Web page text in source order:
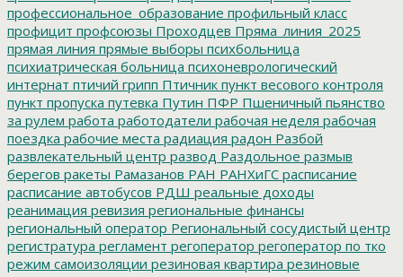
профессиональное_образование профильный класс
профицит профсоюзы Проходцев Пряма_линия_2025
прямая линия прямые выборы психбольница
психиатрическая больница психоневрологический
интернат птичий грипп Птичник пункт весового контроля
пункт пропуска путевка Путин ПФР Пшеничный пьянство
за рулем работа работодатели рабочая неделя рабочая
поездка рабочие места радиация радон Разбой
развлекательный центр развод Раздольное размыв
берегов ракеты Рамазанов РАН РАНХиГС расписание
расписание автобусов РДШ реальные доходы
реанимация ревизия региональные финансы
региональный оператор Региональный сосудистый центр
регистратура регламент регоператор регоператор по тко
режим самоизоляции резиновая квартира резиновые